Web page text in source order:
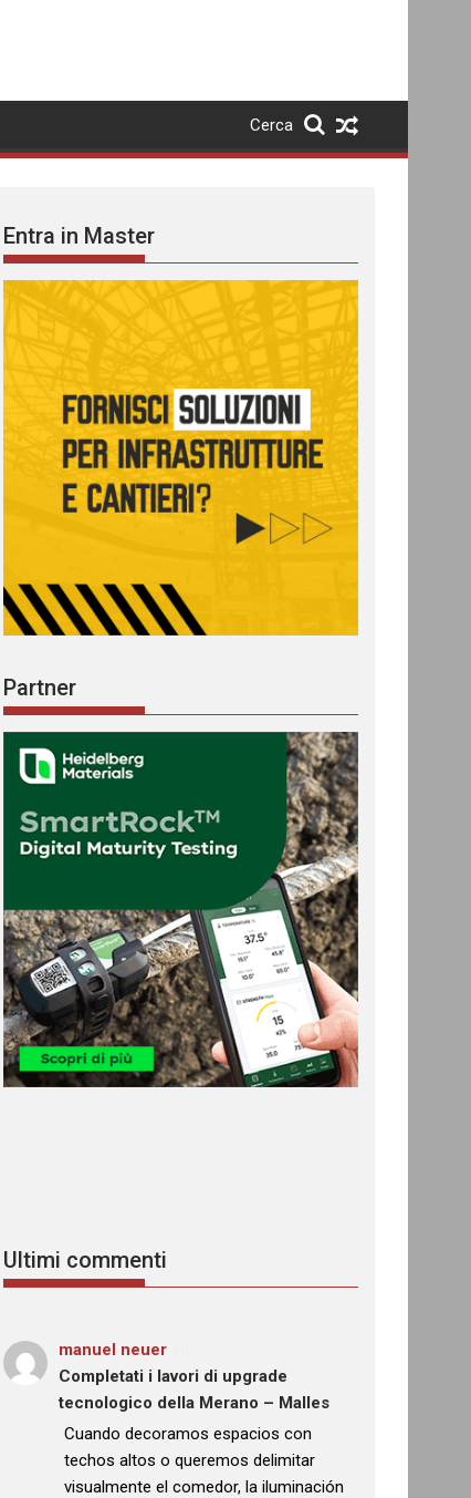
Cerca
Entra in Master
Partner
Ultimi commenti
manuel neuer
Completati i lavori di upgrade
tecnologico della Merano – Malles
: “
Cuando decoramos espacios con
techos altos o queremos delimitar
visualmente el comedor, la iluminación